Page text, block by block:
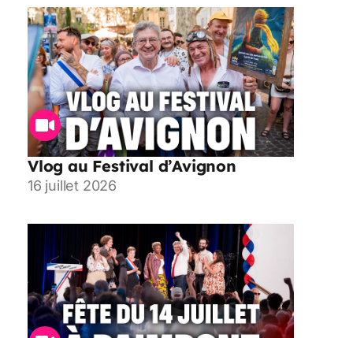
Vlog au Festival d’Avignon
16 juillet 2026